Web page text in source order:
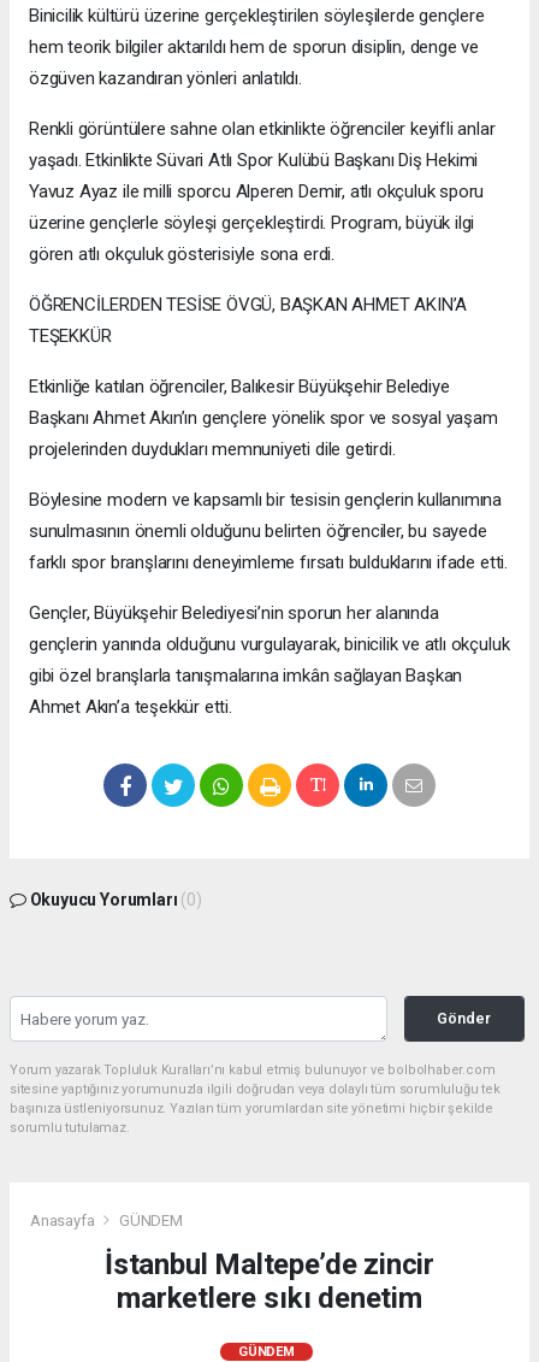
Binicilik kültürü üzerine gerçekleştirilen söyleşilerde gençlere
hem teorik bilgiler aktarıldı hem de sporun disiplin, denge ve
özgüven kazandıran yönleri anlatıldı.
Renkli görüntülere sahne olan etkinlikte öğrenciler keyifli anlar
yaşadı. Etkinlikte Süvari Atlı Spor Kulübü Başkanı Diş Hekimi
Yavuz Ayaz ile milli sporcu Alperen Demir, atlı okçuluk sporu
üzerine gençlerle söyleşi gerçekleştirdi. Program, büyük ilgi
gören atlı okçuluk gösterisiyle sona erdi.
ÖĞRENCİLERDEN TESİSE ÖVGÜ, BAŞKAN AHMET AKIN’A
TEŞEKKÜR
Etkinliğe katılan öğrenciler, Balıkesir Büyükşehir Belediye
Başkanı Ahmet Akın’ın gençlere yönelik spor ve sosyal yaşam
projelerinden duydukları memnuniyeti dile getirdi.
Böylesine modern ve kapsamlı bir tesisin gençlerin kullanımına
sunulmasının önemli olduğunu belirten öğrenciler, bu sayede
farklı spor branşlarını deneyimleme fırsatı bulduklarını ifade etti.
Gençler, Büyükşehir Belediyesi’nin sporun her alanında
gençlerin yanında olduğunu vurgulayarak, binicilik ve atlı okçuluk
gibi özel branşlarla tanışmalarına imkân sağlayan Başkan
Ahmet Akın’a teşekkür etti.
Okuyucu Yorumları (0)
Gönder
Yorum yazarak Topluluk Kuralları’nı kabul etmiş bulunuyor ve bolbolhaber.com
sitesine yaptığınız yorumunuzla ilgili doğrudan veya dolaylı tüm sorumluluğu tek
başınıza üstleniyorsunuz. Yazılan tüm yorumlardan site yönetimi hiçbir şekilde
sorumlu tutulamaz.
Anasayfa GÜNDEM
İstanbul Maltepe’de zincir
marketlere sıkı denetim
GÜNDEM